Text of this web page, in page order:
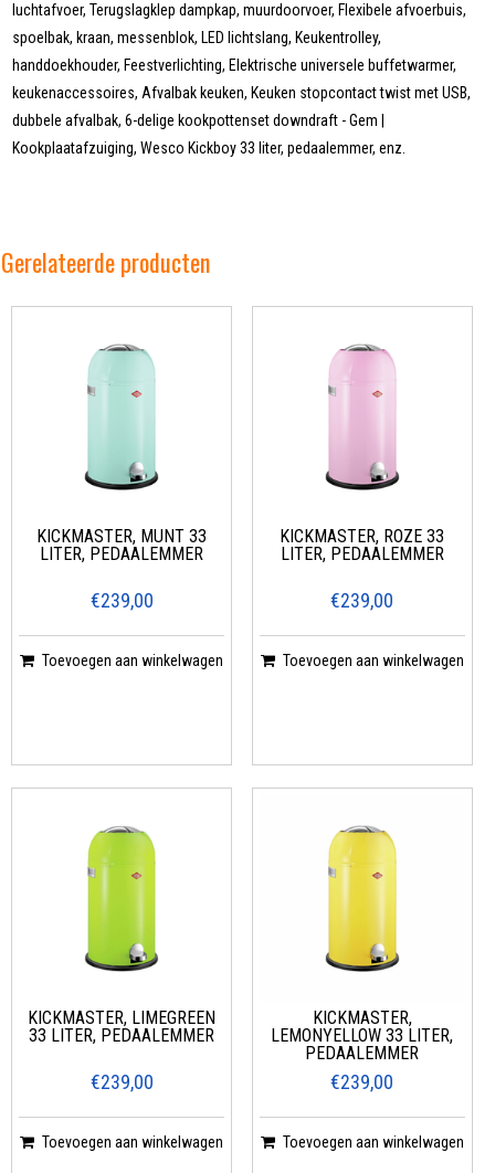
luchtafvoer, Terugslagklep dampkap, muurdoorvoer, Flexibele afvoerbuis,
spoelbak, kraan, messenblok, LED lichtslang, Keukentrolley,
handdoekhouder, Feestverlichting, Elektrische universele buffetwarmer,
keukenaccessoires, Afvalbak keuken, Keuken stopcontact twist met USB,
dubbele afvalbak, 6-delige kookpottenset downdraft - Gem |
Kookplaatafzuiging, Wesco Kickboy 33 liter, pedaalemmer, enz.
Gerelateerde producten
KICKMASTER, MUNT 33
LITER, PEDAALEMMER
€239,00
Toevoegen aan winkelwagen
KICKMASTER, ROZE 33
LITER, PEDAALEMMER
€239,00
Toevoegen aan winkelwagen
KICKMASTER, LIMEGREEN
33 LITER, PEDAALEMMER
€239,00
Toevoegen aan winkelwagen
KICKMASTER,
LEMONYELLOW 33 LITER,
PEDAALEMMER
€239,00
Toevoegen aan winkelwagen